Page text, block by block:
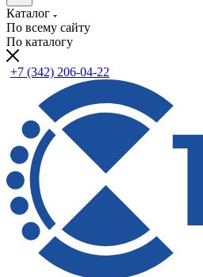
Каталог
По всему сайту
По каталогу
+7 (342) 206-04-22